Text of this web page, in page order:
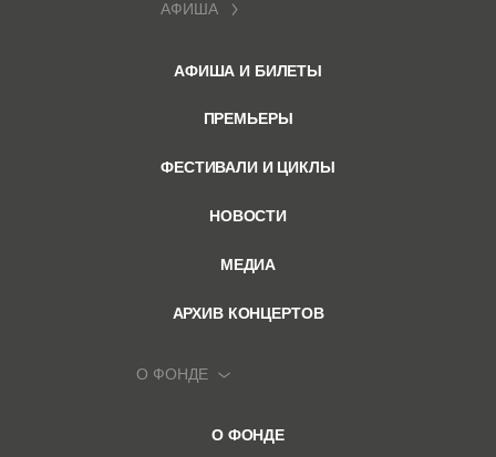
АФИША
АФИША И БИЛЕТЫ
ПРЕМЬЕРЫ
ФЕСТИВАЛИ И ЦИКЛЫ
НОВОСТИ
МЕДИА
АРХИВ КОНЦЕРТОВ
О ФОНДЕ
О ФОНДЕ